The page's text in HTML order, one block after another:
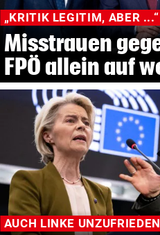
„KRITIK LEGITIM, ABER ...“
Misstrauen
FPÖ allein auf
AUCH LINKE UNZUFRIEDEN